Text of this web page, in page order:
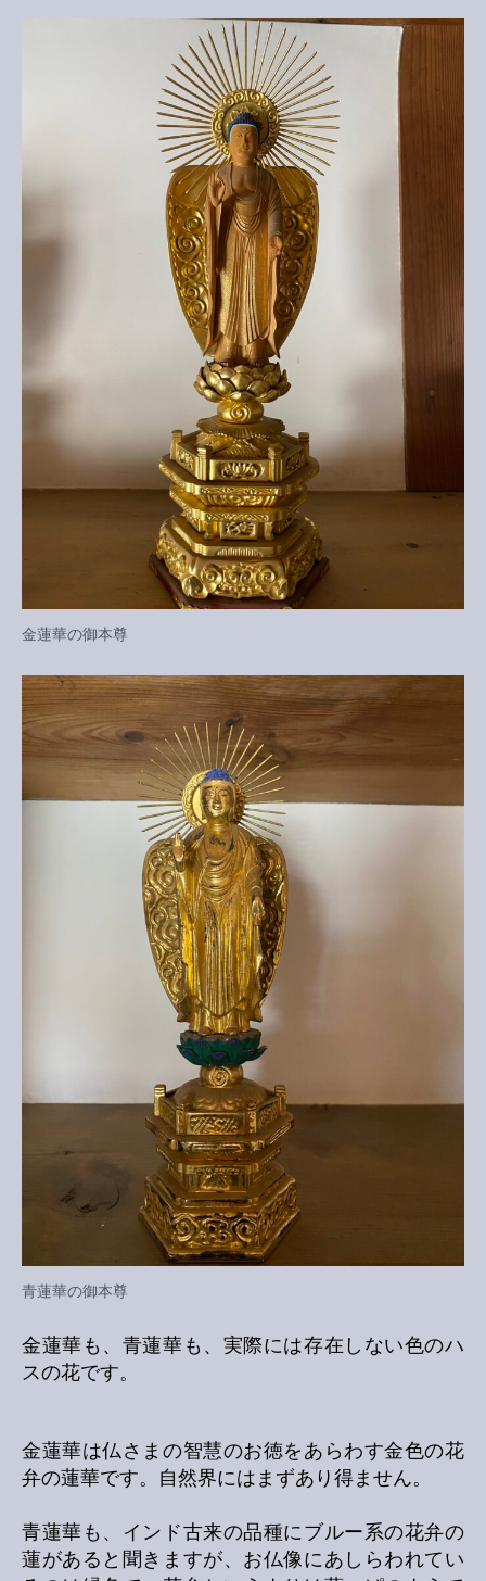
金蓮華の御本尊
青蓮華の御本尊
金蓮華も、青蓮華も、実際には存在しない色のハ
スの花です。
金蓮華は仏さまの智慧のお徳をあらわす金色の花
弁の蓮華です。自然界にはまずあり得ません。
青蓮華も、インド古来の品種にブルー系の花弁の
蓮があると聞きますが、お仏像にあしらわれてい